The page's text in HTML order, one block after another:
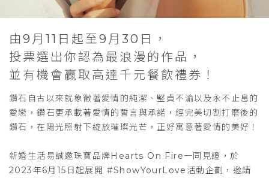
由9月11日起至9月30日，
投票選出你認為最浪漫的作品，
並有機會贏取高達千元餐飲禮券！
鑽石自古以來就象徵著愛情的純潔、堅貞不渝以及永不止息的
愛戀，鑽石更承載著愛情的誓言與承諾，經完美切割打磨後的
鑽石，在陽光照射下綻放璀璨光芒，正好寓意著愛情的美好！
新婚生活易誠邀珠寶品牌Hearts On Fire一同見證，於
2023年6月15日起展開 #ShowYourLove活動企劃，邀請